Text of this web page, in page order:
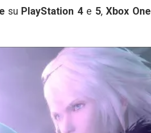
su PlayStation 4e 5,Xbox One